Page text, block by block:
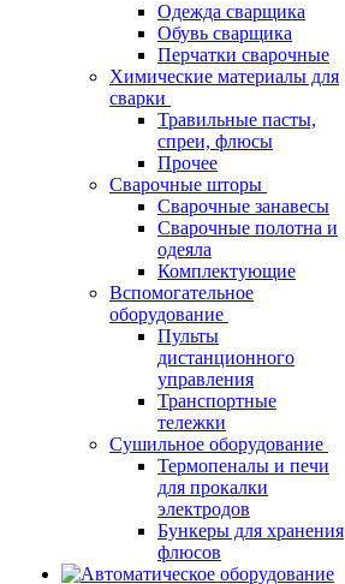
Одежда сварщика
Обувь сварщика
Перчатки сварочные
Химические материалы для
сварки
Травильные пасты,
спреи, флюсы
Прочее
Сварочные шторы
Сварочные занавесы
Сварочные полотна и
одеяла
Комплектующие
Вспомогательное
оборудование
Пульты
дистанционного
управления
Транспортные
тележки
Сушильное оборудование
Термопеналы и печи
для прокалки
электродов
Бункеры для хранения
флюсов